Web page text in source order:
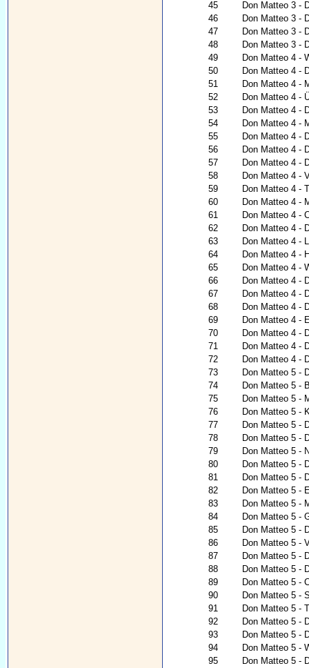
45
Don Matteo 3 -
46
Don Matteo 3 -
47
Don Matteo 3 -
48
Don Matteo 3 -
49
Don Matteo 4 -
50
Don Matteo 4 -
51
Don Matteo 4 -
52
Don Matteo 4 -
53
Don Matteo 4 -
54
Don Matteo 4 -
55
Don Matteo 4 -
56
Don Matteo 4 -
57
Don Matteo 4 -
58
Don Matteo 4 -
59
Don Matteo 4 -
60
Don Matteo 4 -
61
Don Matteo 4 -
62
Don Matteo 4 -
63
Don Matteo 4 -
64
Don Matteo 4 -
65
Don Matteo 4 -
66
Don Matteo 4 -
67
Don Matteo 4 -
68
Don Matteo 4 -
69
Don Matteo 4 -
70
Don Matteo 4 -
71
Don Matteo 4 -
72
Don Matteo 4 -
73
Don Matteo 5 -
74
Don Matteo 5 -
75
Don Matteo 5 -
76
Don Matteo 5 -
77
Don Matteo 5 -
78
Don Matteo 5 -
79
Don Matteo 5 -
80
Don Matteo 5 -
81
Don Matteo 5 -
82
Don Matteo 5 -
83
Don Matteo 5 -
84
Don Matteo 5 -
85
Don Matteo 5 -
86
Don Matteo 5 -
87
Don Matteo 5 -
88
Don Matteo 5 -
89
Don Matteo 5 -
90
Don Matteo 5 -
91
Don Matteo 5 -
92
Don Matteo 5 -
93
Don Matteo 5 -
94
Don Matteo 5 -
95
Don Matteo 5 -